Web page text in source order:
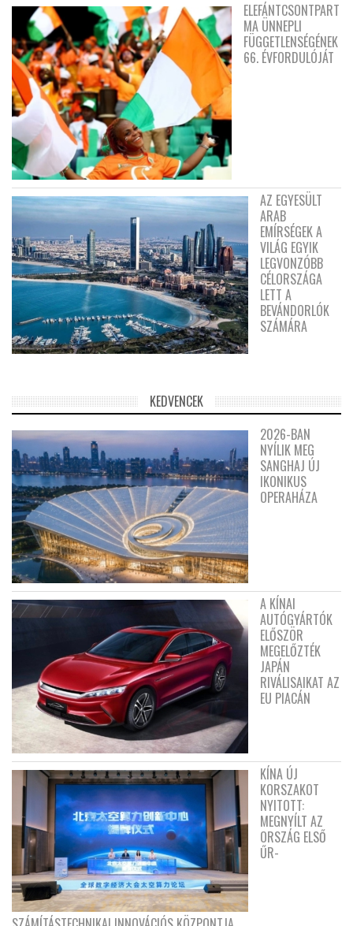
ELEFÁNTCSONTPART
MA ÜNNEPLI
FÜGGETLENSÉGÉNEK
66. ÉVFORDULÓJÁT
AZ EGYESÜLT
ARAB
EMÍRSÉGEK A
VILÁG EGYIK
LEGVONZÓBB
CÉLORSZÁGA
LETT A
BEVÁNDORLÓK
SZÁMÁRA
KEDVENCEK
2026-BAN
NYÍLIK MEG
SANGHAJ ÚJ
IKONIKUS
OPERAHÁZA
A KÍNAI
AUTÓGYÁRTÓK
ELŐSZÖR
MEGELŐZTÉK
JAPÁN
RIVÁLISAIKAT AZ
EU PIACÁN
KÍNA ÚJ
KORSZAKOT
NYITOTT:
MEGNYÍLT AZ
ORSZÁG ELSŐ
ŰR-